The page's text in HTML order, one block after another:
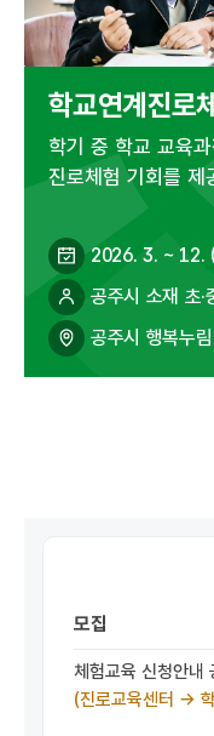
학교연계진로
학기 중 학교 교육
진로체험 기회를 제
2026. 3. ~ 12.
공주시 소재 초·
공주시 행복누
모집
체험교육 신청안내
(진로교육센터 →